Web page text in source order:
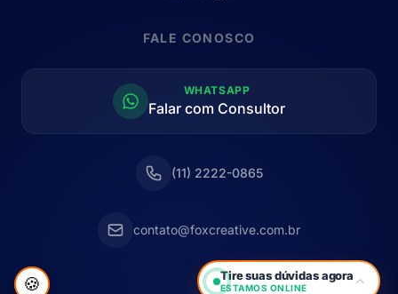
FALE CONOSCO
WHATSAPP
Falar com Consultor
(11) 2222-0865
contato@foxcreative.com.br
Tire suas dúvidas agora
ESTAMOS ONLINE
🍪